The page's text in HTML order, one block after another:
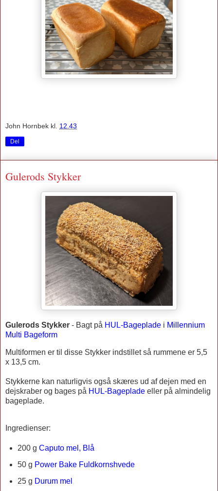
John Hornbek kl. 12.43
Del
Gulerods Stykker
Gulerods Stykker - Bagt på HUL-Bageplade i Millennium
Multi Bageform
Multiformen er til disse Stykker indstillet så rummene er 5,5
x 13,5 cm.
Stykkerne kan naturligvis også skæres ud af dejen med en
dejskraber og bages på HUL-Bageplade eller på almindelig
bageplade.
Ingredienser:
200 g Caputo mel, Blå
50 g Power Bake Fuldkornshvede
25 g Durum mel